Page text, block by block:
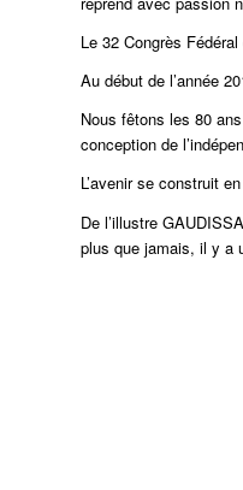
Le 32 Congrès
Au début de l’année
Nous fêtons les 80
conception de
L’avenir se construit
De l’illustre
plus que jamais, il y a